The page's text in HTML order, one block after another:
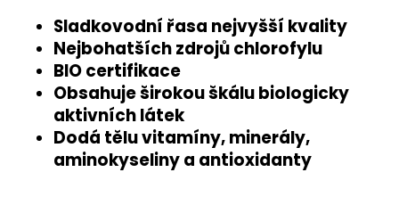
Sladkovodní řasa nejvyšší kvality
Nejbohatších zdrojů chlorofylu
BIO certifikace
Obsahuje širokou škálu biologicky
aktivních látek
Dodá tělu vitamíny, minerály,
aminokyseliny a antioxidanty
HLEDAT